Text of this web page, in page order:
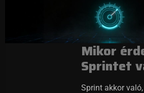
Mikor
Sprintet
Sprint akkor